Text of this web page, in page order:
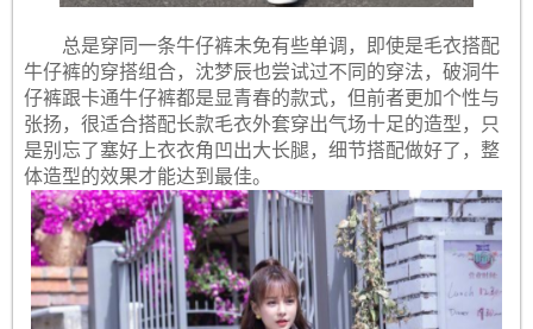
总是穿同一条牛仔裤未免有些单调，即使是毛衣搭配
牛仔裤的穿搭组合，沈梦辰也尝试过不同的穿法，破洞牛
仔裤跟卡通牛仔裤都是显青春的款式，但前者更加个性与
张扬，很适合搭配长款毛衣外套穿出气场十足的造型，只
是别忘了塞好上衣衣角凹出大长腿，细节搭配做好了，整
体造型的效果才能达到最佳。